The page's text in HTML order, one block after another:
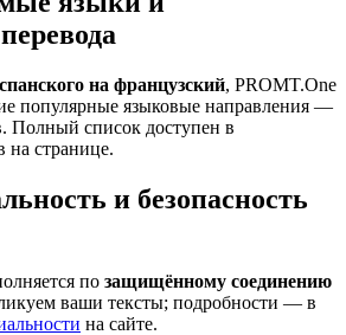
на французский, PROMT.One
популярные языковые направления —
Полный список доступен в
на странице.
и безопасность
по защищённому соединению
ваши тексты; подробности — в
на сайте.